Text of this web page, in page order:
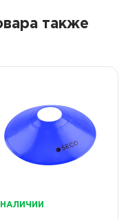
также
НАЛИЧИИ